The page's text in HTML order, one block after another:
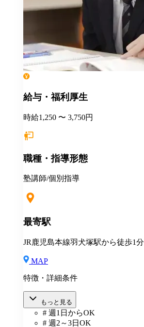
給与・福利厚生
時給1,250 〜 3,750円
職種・指導形態
塾講師/個別指導
最寄駅
JR鹿児島本線羽犬塚駅から徒歩1分
MAP
特徴・詳細条件
もっと見る
# 週1日からOK
# 週2～3日OK